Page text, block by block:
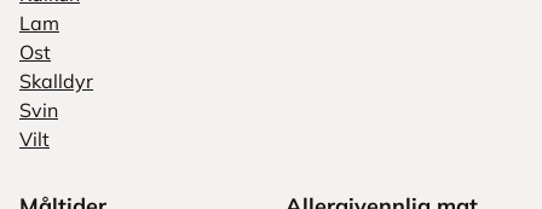
Lam
Ost
Skalldyr
Svin
Vilt